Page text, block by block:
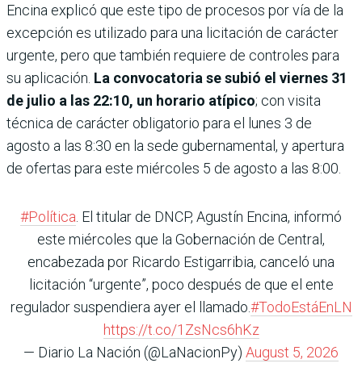
Encina explicó que este tipo de procesos por vía de la
excepción es utilizado para una licitación de carácter
urgente, pero que también requiere de controles para
su aplicación. La convocatoria se subió el viernes 31
de julio a las 22:10, un horario atípico; con visita
técnica de carác­ter obligatorio para el lunes 3 de
agosto a las 8:30 en la sede gubernamental, y apertura
de ofertas para este miérco­les 5 de agosto a las 8:00.
#Política . El titular de DNCP, Agustín Encina, informó
este miércoles que la Gobernación de Central,
encabezada por Ricardo Estigarribia, canceló una
licitación “urgente”, poco después de que el ente
regulador suspendiera ayer el llamado.#TodoEstáEnLN
https://t.co/1ZsNcs6hKz
— Diario La Nación (@LaNacionPy) August 5, 2026